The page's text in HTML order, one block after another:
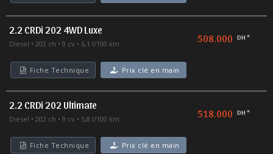
2.2 CRDi 202 4WD Luxe
Diesel 202 ch 9 cv 6,1 l/100 km 508.000 DH *
Fiche Technique Prix clé en main
2.2 CRDi 202 Ultimate
Diesel 202 ch 9 cv 5,8 l/100 km 518.000 DH *
Fiche Technique Prix clé en main